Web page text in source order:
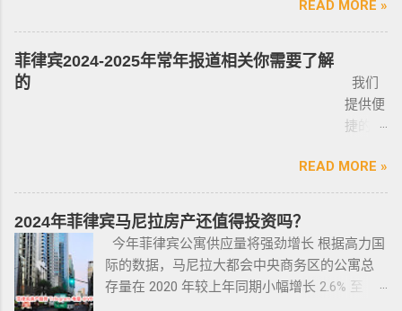
下，才可以携带枪支。 菲律宾当局表示，新法
律将帮助他们更好地规范使用枪械，遏制涉枪
犯罪。 该法律更严厉规定，个人如果非法持有
无牌枪支且被定罪的话，将面临至少入狱30
禁止公民携带枪支进入公共场合的禁令，即使
是未当班的警察，在公共场合携带配枪，也会
因此而被逮捕。 要求枪支持有者，每两年更新
一次执照，并每四年登记一次枪支。 如果不遵
守，将导致撤销和没收枪支。 续期申请，需要
在该许可证期满之日前六个月内，向菲律宾国
次再来需要洗黑。 哪些情况会被遣返？ 1. 落地
签转旅游签的旅客，如果没有提前在移民局处
理，出境在机场就被扣护照。 2. 2016年克拉克
事件被抓的，又保关入境的客户必须要做遣返
才能出境。 3. 在菲律宾工作无牌照被本地警察
抓，在拘留所等待遣返或保出来做遣返。 4. 在
5. 在机场海关是黑名单保关入境的，回国要做
了NBI，这2步做好了以后如果不着急走，最长
等待时间是半年。半年内都可以随时走。 菲律
宾做了遣返会是黑名单吗？ 但凡做了遣返都是
黑名单。遣返的流程第一步就是申请驱逐令。
车人和 和你交易的是不是同一个人 ； 在菲买二
手车一般都是车主将车卖给车行，车行再把车
卖给你，所以有几个细节你要注意了： 1、你会
拿到两份合同，第一份是车主卖给车行的，这
是否一致，车主ID和车行老板ID复印件作为合同
附件一同给你，每一个ID旁边都要有车主的签
名； 2、第二份合同一般都是一张空白的合同，
只有车行的签字，所以你要核对签字是否一
致，如果可以尽量多要一些签过字的合同，后
面会说为什么； 3、检查CR/OR原件，原件，原
申请菲律宾的移民签证呢？ 接下来，我们将
分析菲律宾移民签证之所以 备受欢迎的几大原
因，并简要概述其申请条件与流程。菲律宾移
民签证和其他国家相比有很多独特的优势：其
申请成本相对较低，地理位置与中国相近，没
有繁琐的移民监限制，为申请者提供了极大的
便利与自由。 在菲律宾，主要有两种移民
签证：SRRV（退休移民签证）和SIRV（投资移
供了一个额外的永居身份，成功获得这些签证
后，不仅能在菲律宾享受更多福利与权益，而
且申请者的原有国籍与原有权益不会受到影
响。 退休移民签证——SRRV
READ MORE »
菲律宾2024-2025年常年报道相关你需要了解
的
我们
提供便
捷的菲
侨常年
报道服
需要提
供
ICARD
READ MORE »
2024年菲律宾马尼拉房产还值得投资吗？
今年菲律宾公寓供应量将强劲增长 根据高力国
际的数据，马尼拉大都会中央商务区的公寓总
存量在 2020 年较上年同期小幅增长 2.6% 至